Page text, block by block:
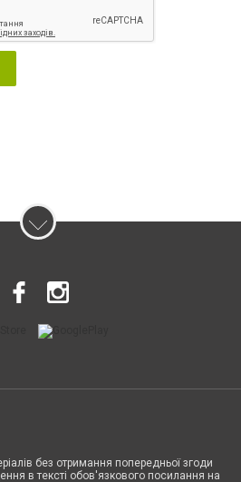
без отримання попередньої згоди
в тексті обов'язкового посилання на